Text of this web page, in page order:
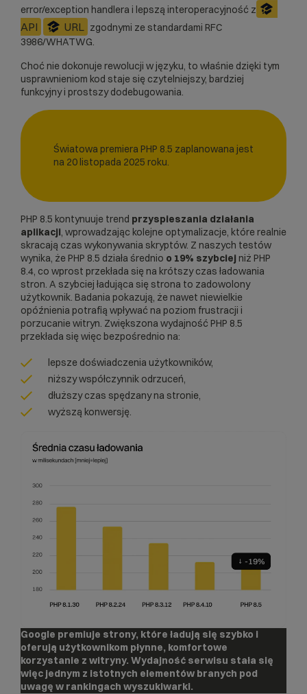
error/exception handlera i lepszą interoperacyjność z
API URL
zgodnymi ze standardami RFC
3986/WHATWG.
Choć nie dokonuje rewolucji w języku, to właśnie dzięki tym
usprawnieniom kod staje się czytelniejszy, bardziej
funkcyjny i prostszy dodebugowania.
Światowa premiera PHP 8.5 zaplanowana jest
na 20 listopada 2025 roku.
PHP 8.5 kontynuuje trend przyspieszania działania
aplikacji, wprowadzając kolejne optymalizacje, które realnie
skracają czas wykonywania skryptów. Z naszych testów
wynika, że PHP 8.5 działa średnio o 19% szybciej niż PHP
8.4, co wprost przekłada się na krótszy czas ładowania
stron. A szybciej ładująca się strona to zadowolony
użytkownik. Badania pokazują, że nawet niewielkie
opóźnienia potrafią wpływać na poziom frustracji i
porzucanie witryn. Zwiększona wydajność PHP 8.5
przekłada się więc bezpośrednio na:
lepsze doświadczenia użytkowników,
niższy współczynnik odrzuceń,
dłuższy czas spędzany na stronie,
wyższą konwersję.
Google premiuje strony, które ładują się szybko i
oferują użytkownikom płynne, komfortowe
korzystanie z witryny. Wydajność serwisu stała się
więc jednym z istotnych elementów branych pod
uwagę w rankingach wyszukiwarki.